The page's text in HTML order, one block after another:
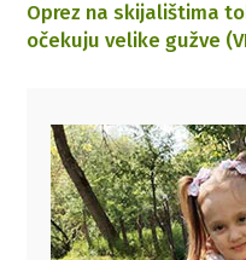
Oprez na skijalištima
očekuju velike gužve